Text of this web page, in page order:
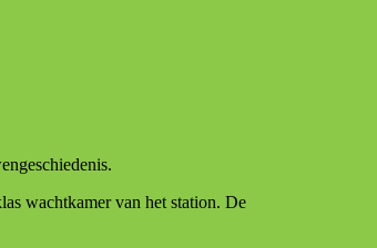
wachtkamer van het station. De